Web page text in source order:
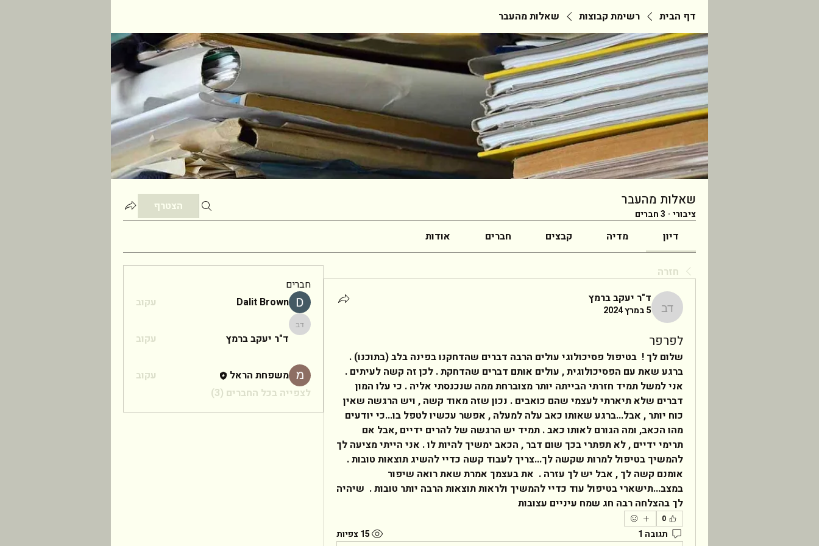
דף הבית רשימת קבוצות שאלות מהעבר
שאלות מהעבר
ציבורי · 3 חברים
הצטרף
דיון מדיה קבצים חברים אודות
חזרה
ד"ר יעקב ברמץ
ד"ר יעקב ברמץ
5 במרץ 2024
לפרפר
לך בהצלחה רבה חג שמח עיניים עצובות
0
תגובה 1 15 צפיות
חברים
Dalit Brown
עקוב
ד"ר יעקב ברמץ
ד"ר יעקב ברמץ עקוב
משפחת הראל
עקוב
לצפייה בכל החברים (3)